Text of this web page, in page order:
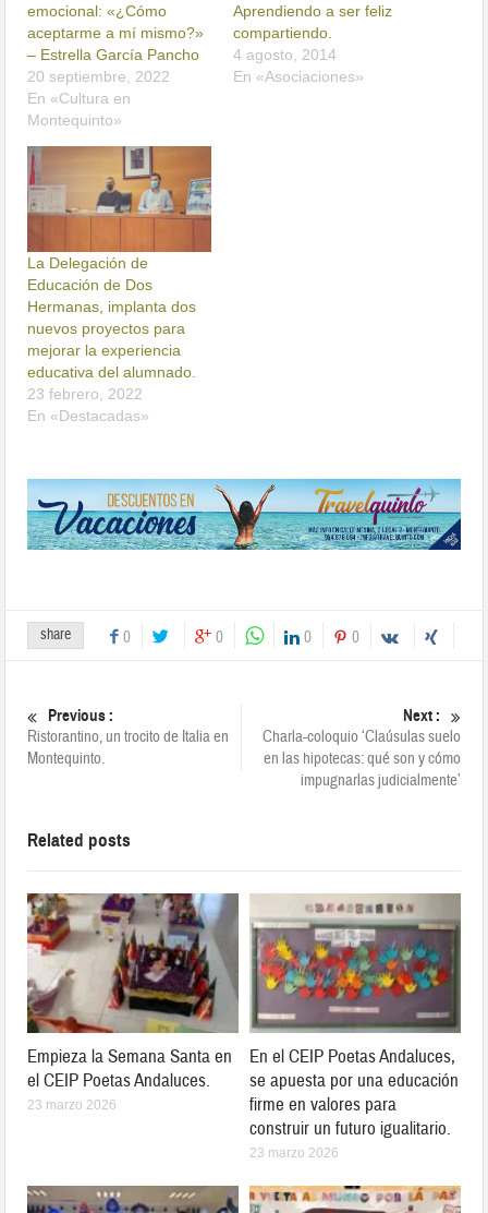
emocional: «¿Cómo
aceptarme a mí mismo?»
– Estrella García Pancho
20 septiembre, 2022
En «Cultura en
Montequinto»
Aprendiendo a ser feliz
compartiendo.
4 agosto, 2014
En «Asociaciones»
La Delegación de
Educación de Dos
Hermanas, implanta dos
nuevos proyectos para
mejorar la experiencia
educativa del alumnado.
23 febrero, 2022
En «Destacadas»
share 0 0 0 0
Previous :
Ristorantino, un trocito de Italia en
Montequinto.
Next :
Charla-coloquio ‘Claúsulas suelo
en las hipotecas: qué son y cómo
impugnarlas judicialmente’
Related posts
Empieza la Semana Santa en
el CEIP Poetas Andaluces.
23 marzo 2026
En el CEIP Poetas Andaluces,
se apuesta por una educación
firme en valores para
construir un futuro igualitario.
23 marzo 2026